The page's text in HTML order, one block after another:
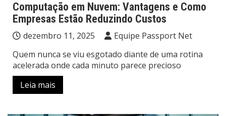
Computação em Nuvem: Vantagens e Como
Empresas Estão Reduzindo Custos
dezembro 11, 2025
Equipe Passport Net
Quem nunca se viu esgotado diante de uma rotina
acelerada onde cada minuto parece precioso
Leia mais